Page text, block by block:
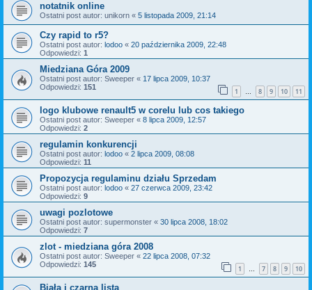
notatnik online
Ostatni post autor: unikorn « 5 listopada 2009, 21:14
Czy rapid to r5?
Ostatni post autor: lodoo « 20 października 2009, 22:48
Odpowiedzi: 1
Miedziana Góra 2009
Ostatni post autor: Sweeper « 17 lipca 2009, 10:37
Odpowiedzi: 151 1 … 8 9 10 11
logo klubowe renault5 w corelu lub cos takiego
Ostatni post autor: Sweeper « 8 lipca 2009, 12:57
Odpowiedzi: 2
regulamin konkurencji
Ostatni post autor: lodoo « 2 lipca 2009, 08:08
Odpowiedzi: 11
Propozycja regulaminu działu Sprzedam
Ostatni post autor: lodoo « 27 czerwca 2009, 23:42
Odpowiedzi: 9
uwagi pozlotowe
Ostatni post autor: supermonster « 30 lipca 2008, 18:02
Odpowiedzi: 7
zlot - miedziana góra 2008
Ostatni post autor: Sweeper « 22 lipca 2008, 07:32
Odpowiedzi: 145 1 … 7 8 9 10
Biała i czarna lista